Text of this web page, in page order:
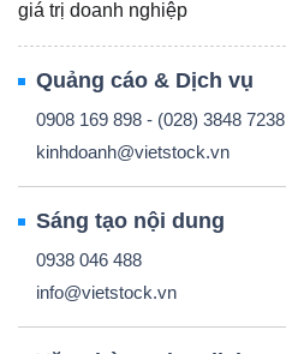
giá trị doanh nghiệp
Quảng cáo & Dịch vụ
0908 169 898 - (028) 3848 7238
kinhdoanh@vietstock.vn
Sáng tạo nội dung
0938 046 488
info@vietstock.vn